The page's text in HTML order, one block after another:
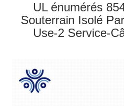
UL énumérés
Souterrain Isolé
Use-2 Service-